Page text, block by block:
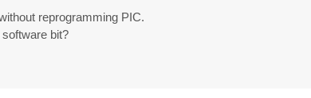
reprogramming PIC.
bit?